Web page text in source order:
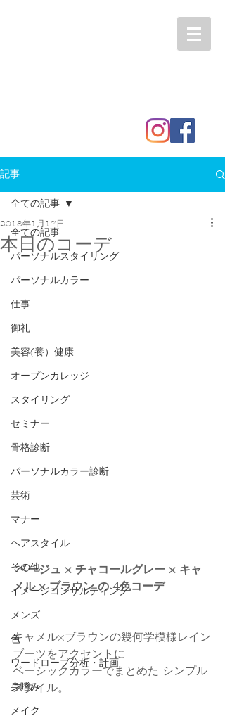
記事
全ての記事
パーソナルスタイリング
パーソナルカラー
仕事
御礼
美容(養）健康
オープンカレッジ
スタイリング
セミナー
骨格診断
パーソナルカラー診断
芸術
マナー
ヘアスタイル
その他
イメージコンサルティング
メンズ
色
ワードローブ分析・計画
身嗜み
メイク
全ての記事
本日のコーデ
2018年1月17日
ベージュ × チャコールグレー × キャ
メル × ブラウン の 4色コーデ
キャメル×ブラウンの幾何学模様レイン
ブーツをアクセントに
ベーシックカラーでまとめた シンプル
スタイル。